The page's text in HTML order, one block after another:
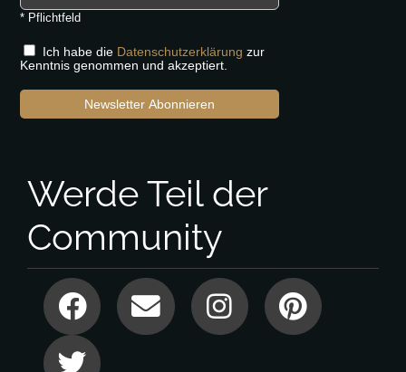
* Pflichtfeld
Ich habe die Datenschutzerklärung zur
Kenntnis genommen und akzeptiert.
Newsletter Abonnieren
Werde Teil der
Community